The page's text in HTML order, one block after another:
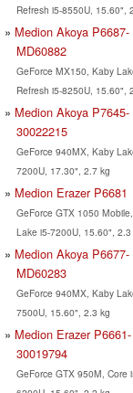
Refresh i5-8550U, 15.60",
Medion Akoya P6687-
MD60882
GeForce MX150, Kaby
Refresh i5-8250U, 15.60",
Medion Akoya P7645-
30022215
GeForce 940MX, Kaby
7200U, 17.30", 2.7 kg
Medion Erazer P6681
GeForce GTX 1050
Lake i5-7200U, 15.60", 2.3
Medion Akoya P6677-
MD60283
GeForce 940MX, Kaby
7500U, 15.60", 2.3 kg
Medion Erazer P6661-
30019794
GeForce GTX 950M, Core